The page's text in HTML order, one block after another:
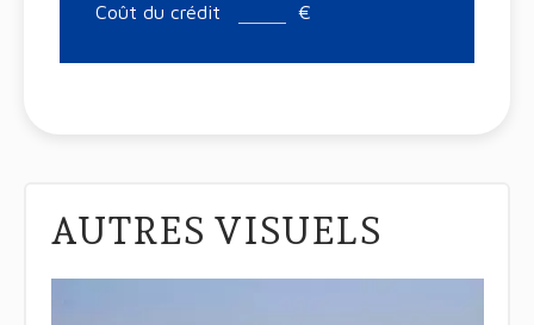
Coût du crédit
€
AUTRES VISUELS